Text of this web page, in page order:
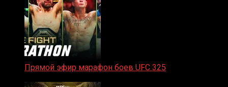
Прямой эфир марафон боев UFC 325